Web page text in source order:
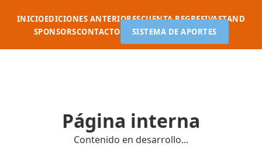
INICIOEDICIONES ANTERIORESCUENTA REGRESIVASTAND
SPONSORSCONTACTO SISTEMA DE APORTES
Página interna
Contenido en desarrollo...